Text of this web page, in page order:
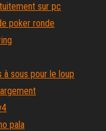
sur pc
poker ronde
sous pour le loup
pala